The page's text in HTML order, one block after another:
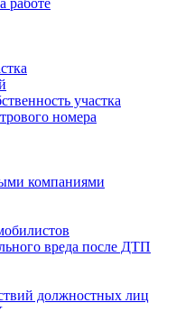
работе
участка
номера
компаниями
вреда после ДТП
должностных лиц